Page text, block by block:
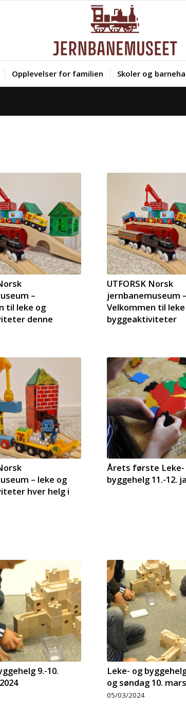
Opplevelser for familien Skoler og
–
til leke og
denne
UTFORSK Norsk
jernbanemuseum –
Velkommen til
byggeaktiviteter
– leke og
hver helg i
Årets første Leke-
byggehelg 11.-12.
9.-10.
Leke- og
og søndag 10.
05/03/2024